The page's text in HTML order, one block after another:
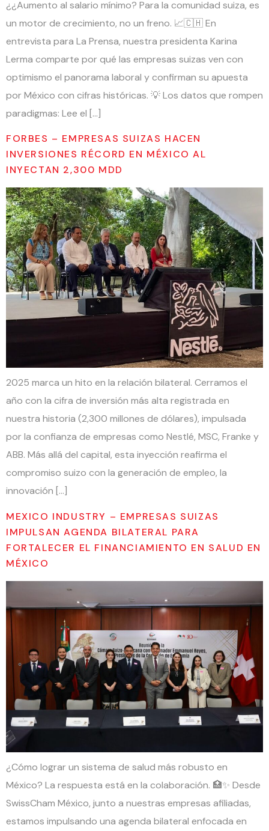
¿¿Aumento al salario mínimo? Para la comunidad suiza, es
un motor de crecimiento, no un freno. 📈🇨🇭 En
entrevista para La Prensa, nuestra presidenta Karina
Lerma comparte por qué las empresas suizas ven con
optimismo el panorama laboral y confirman su apuesta
por México con cifras históricas. 💡 Los datos que rompen
paradigmas: Lee el […]
FORBES – EMPRESAS SUIZAS HACEN
INVERSIONES RÉCORD EN MÉXICO AL
INYECTAN 2,300 MDD
2025 marca un hito en la relación bilateral. Cerramos el
año con la cifra de inversión más alta registrada en
nuestra historia (2,300 millones de dólares), impulsada
por la confianza de empresas como Nestlé, MSC, Franke y
ABB. Más allá del capital, esta inyección reafirma el
compromiso suizo con la generación de empleo, la
innovación […]
MEXICO INDUSTRY – EMPRESAS SUIZAS
IMPULSAN AGENDA BILATERAL PARA
FORTALECER EL FINANCIAMIENTO EN SALUD EN
MÉXICO
¿Cómo lograr un sistema de salud más robusto en
México? La respuesta está en la colaboración. 🏥✨ Desde
SwissCham México, junto a nuestras empresas afiliadas,
estamos impulsando una agenda bilateral enfocada en